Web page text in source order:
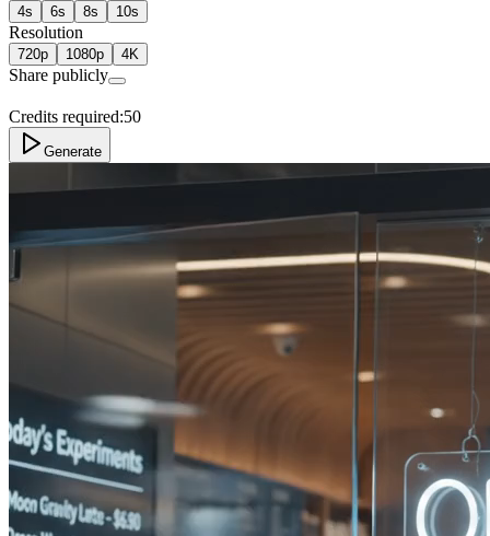
4s 6s 8s 10s
Resolution
720p 1080p 4K
Share publicly
Credits required:50
Generate